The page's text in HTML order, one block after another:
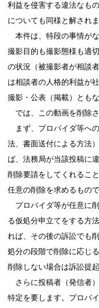
利益を侵害する違法なも
についても同様と解されま
本件は、特段の事情が
撮影目的も撮影態様も適
の状況（被撮影者が相談
は相談者の人格的利益が
撮影・公表（掲載）とも
では、この動画を削除
まず、プロバイダ等へ
法、書面送付による方法
ば、法務局が当該投稿に
削除要請をしてくれるこ
任意の削除を求めるもの
プロバイダ等が任意に
る仮処分申立てをする方
れば、その後の訴訟でも
処分の段階で削除に応じ
削除しない場合は訴訟提
さらに投稿者（発信者
特定を要します。プロバ